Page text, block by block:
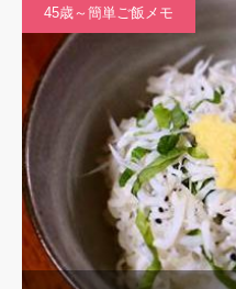
45歳～簡単ご飯メモ